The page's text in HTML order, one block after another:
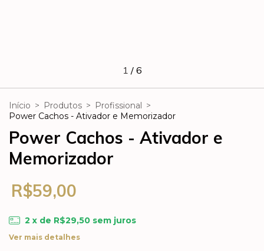
1 / 6
Início > Produtos > Profissional >
Power Cachos - Ativador e Memorizador
Power Cachos - Ativador e
Memorizador
R$59,00
2 x de R$29,50 sem juros
Ver mais detalhes